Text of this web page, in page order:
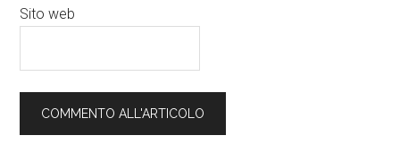
Sito web